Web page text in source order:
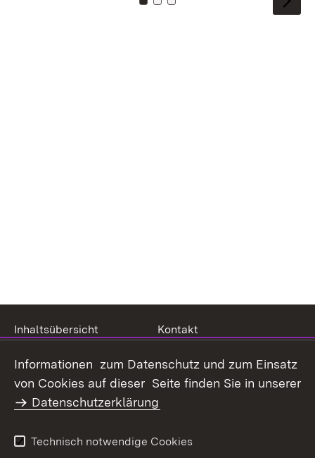
Zu Kachel: 0
Zu Kachel: 1
Zu Kachel: 2
Inhaltsübersicht
Kontakt
Barrierefreiheit
Benutzungshinweise
Impressum
Informationen zum Datenschutz und zum Einsatz
von Cookies auf dieser Seite finden Sie in unserer
Datenschutzerklärung
Technisch notwendige Cookies